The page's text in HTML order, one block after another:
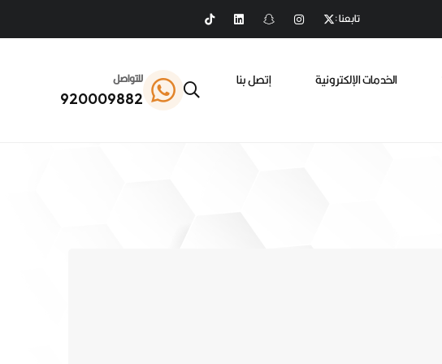
تابعنا :
الخدمات الإلكترونية
إتصل بنا
للتواصل
920009882